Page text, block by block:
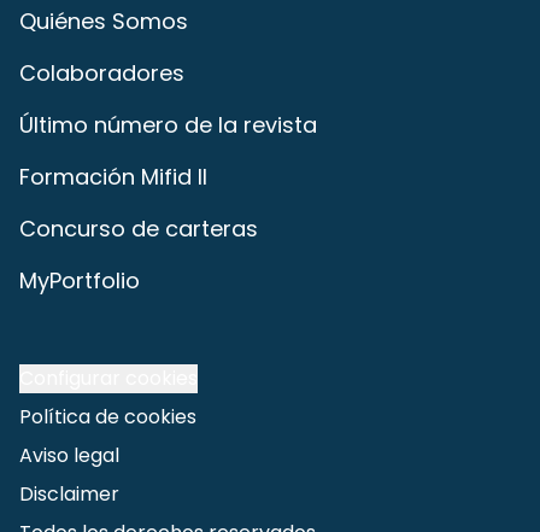
Quiénes Somos
Colaboradores
Último número de la revista
Formación Mifid II
Concurso de carteras
MyPortfolio
Política de cookies
Aviso legal
Disclaimer